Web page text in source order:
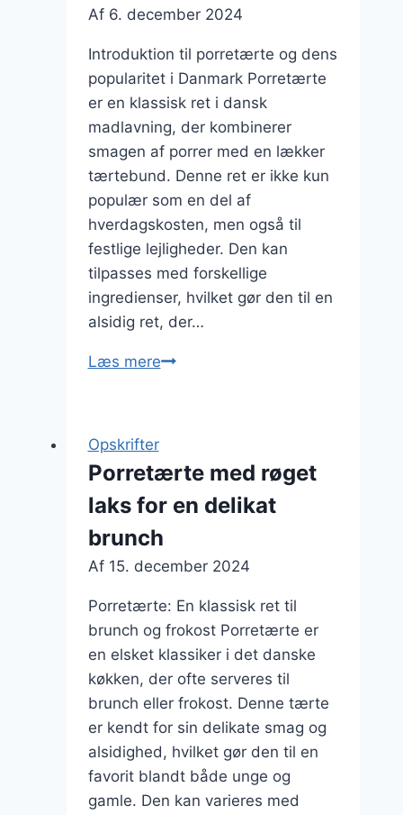
Af 6. december 2024
Introduktion til porretærte og dens
popularitet i Danmark Porretærte
er en klassisk ret i dansk
madlavning, der kombinerer
smagen af porrer med en lækker
tærtebund. Denne ret er ikke kun
populær som en del af
hverdagskosten, men også til
festlige lejligheder. Den kan
tilpasses med forskellige
ingredienser, hvilket gør den til en
alsidig ret, der…
Læs merePorretærte
Opskrifter
Porretærte med røget
laks for en delikat
brunch
Af 15. december 2024
Porretærte: En klassisk ret til
brunch og frokost Porretærte er
en elsket klassiker i det danske
køkken, der ofte serveres til
brunch eller frokost. Denne tærte
er kendt for sin delikate smag og
alsidighed, hvilket gør den til en
favorit blandt både unge og
gamle. Den kan varieres med